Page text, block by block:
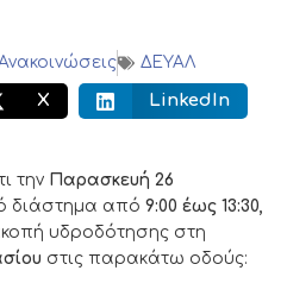
ΔΕΥΑΛ
X LinkedIn
την Παρασκευή 26
διάστημα από 9:00 έως 13:30,
υδροδότησης στη
στις παρακάτω οδούς: